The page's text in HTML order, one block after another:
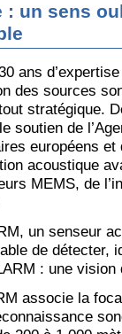
: un sens
ans
des sources
stratégique.
soutien de
européens
acoustique
MEMS, de
un senseur
de détecter,
: une vision
associe la